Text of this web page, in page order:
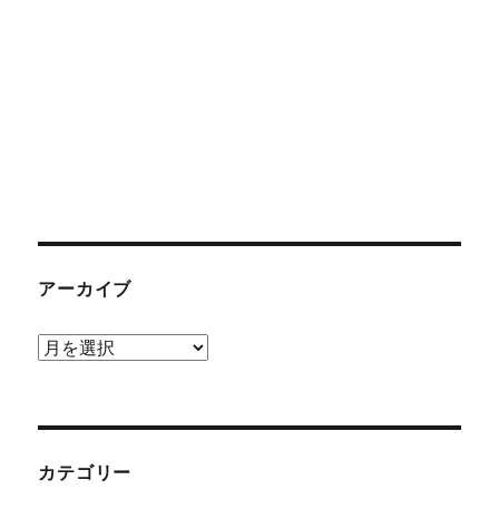
アーカイブ
ア
ブ
カテゴリー